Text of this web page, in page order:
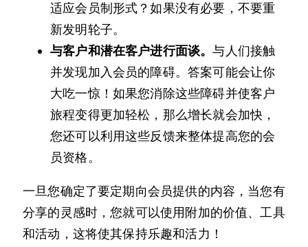
适应会员制形式？如果没有必要，不要重
新发明轮子。
与客户和潜在客户进行面谈。与人们接触
并发现加入会员的障碍。答案可能会让你
大吃一惊！如果您消除这些障碍并使客户
旅程变得更加轻松，那么增长就会加快，
您还可以利用这些反馈来整体提高您的会
员资格。
一旦您确定了要定期向会员提供的内容，当您有
分享的灵感时，您就可以使用附加的价值、工具
和活动，这将使其保持乐趣和活力！